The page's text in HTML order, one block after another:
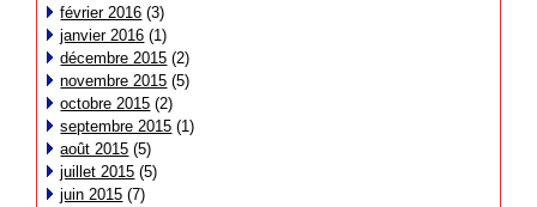
février 2016 (3)
janvier 2016 (1)
décembre 2015 (2)
novembre 2015 (5)
octobre 2015 (2)
septembre 2015 (1)
août 2015 (5)
juillet 2015 (5)
juin 2015 (7)